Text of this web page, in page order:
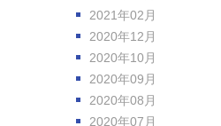
2021年02月
2020年12月
2020年10月
2020年09月
2020年08月
2020年07月